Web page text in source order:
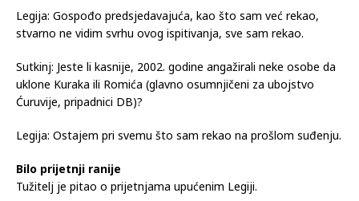
Legija: Gospođo predsjedavajuća, kao što sam već rekao,
stvarno ne vidim svrhu ovog ispitivanja, sve sam rekao.
Sutkinj: Jeste li kasnije, 2002. godine angažirali neke osobe da
uklone Kuraka ili Romića (glavno osumnjičeni za ubojstvo
Ćuruvije, pripadnici DB)?
Legija: Ostajem pri svemu što sam rekao na prošlom suđenju.
Bilo prijetnji ranije
Tužitelj je pitao o prijetnjama upućenim Legiji.